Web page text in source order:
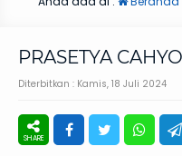
PRASETYA
Diterbitkan : Kamis, 18 Juli 2024